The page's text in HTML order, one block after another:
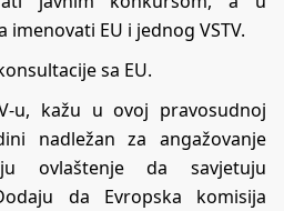
imenovati EU i jednog VSTV.
sa EU.
u, kažu u ovoj pravosudnoj
nadležan za angažovanje
ovlaštenje da savjetuju
da Evropska komisija